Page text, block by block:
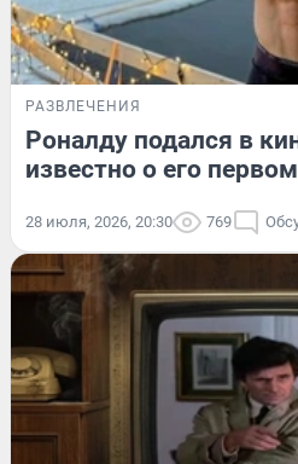
РАЗВЛЕЧЕНИЯ
Роналду подался в
известно о его
28 июля, 2026, 20:30 769